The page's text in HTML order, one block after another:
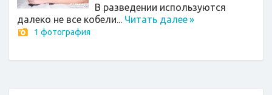
В разведении используются
далеко не все кобели... Читать далее»
1 фотография